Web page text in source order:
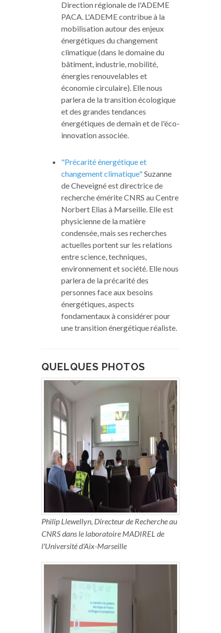
Direction régionale de l'ADEME
PACA. L'ADEME contribue à la
mobilisation autour des enjeux
énergétiques du changement
climatique (dans le domaine du
bâtiment, industrie, mobilité,
énergies renouvelables et
économie circulaire). Elle nous
parlera de la transition écologique
et des grandes tendances
énergétiques de demain et de l'éco-
innovation associée.
"Précarité énergétique et
changement climatique"Suzanne
de Cheveigné est directrice de
recherche émérite CNRS au Centre
Norbert Elias à Marseille. Elle est
physicienne de la matière
condensée, mais ses recherches
actuelles portent sur les relations
entre science, techniques,
environnement et société. Elle nous
parlera de la précarité des
personnes face aux besoins
énergétiques, aspects
fondamentaux à considérer pour
une transition énergétique réaliste.
QUELQUES PHOTOS
Philip Llewellyn, Directeur de Recherche au
CNRS dans le laboratoire MADIREL de
l'Université d'Aix-Marseille